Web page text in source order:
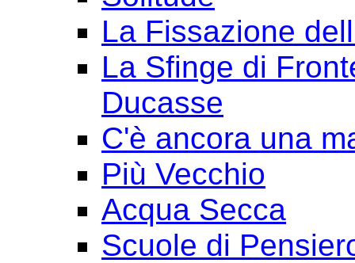
La Fissazione
La Sfinge di
Ducasse
C'è ancora una
Più Vecchio
Acqua Secca
Scuole di